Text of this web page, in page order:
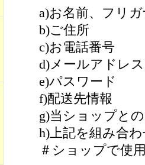
a)お名前、フリ
b)ご住所
c)お電話番号
d)メールアドレス
e)パスワード
f)配送先情報
g)当ショップと
h)上記を組み合
＃ショップで使